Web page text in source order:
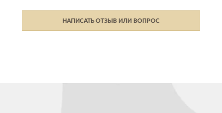
НАПИСАТЬ ОТЗЫВ ИЛИ ВОПРОС